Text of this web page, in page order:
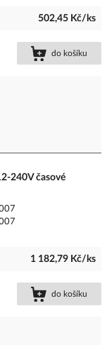
502,45 Kč/ks
do košíku
240V časové
1 182,79 Kč/ks
do košíku